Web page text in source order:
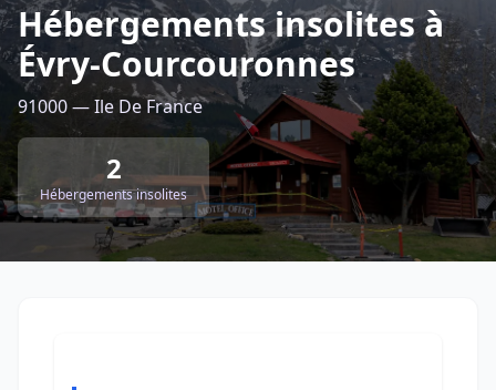
Hébergements insolites à
Évry-Courcouronnes
91000 — Ile De France
2
Hébergements insolites